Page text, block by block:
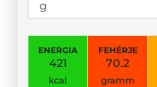
ENERGIA
421
kcal
FEHÉRJE
70.2
gramm